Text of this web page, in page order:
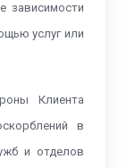
зависимости
услуг или
Клиента
в
и отделов